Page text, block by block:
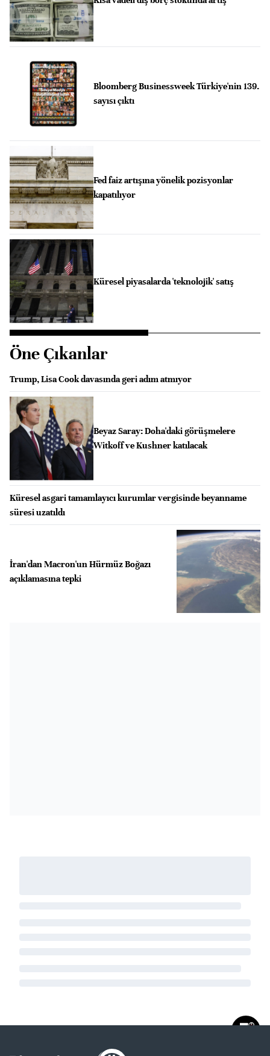
Bloomberg Businessweek Türkiye'nin 139.
sayısı çıktı
Fed faiz artışına yönelik pozisyonlar
kapatılıyor
Küresel piyasalarda 'teknolojik' satış
Öne Çıkanlar
Trump, Lisa Cook davasında geri adım atmıyor
Beyaz Saray: Doha'daki görüşmelere
Witkoff ve Kushner katılacak
Küresel asgari tamamlayıcı kurumlar vergisinde beyanname
süresi uzatıldı
İran'dan Macron'un Hürmüz Boğazı
açıklamasına tepki